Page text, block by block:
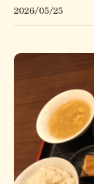
2026/05/25